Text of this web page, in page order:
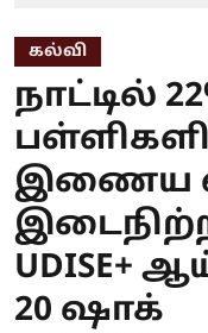
கல்வி
நாட்டில்
இணைய
UDISE+
20 ஷாக்